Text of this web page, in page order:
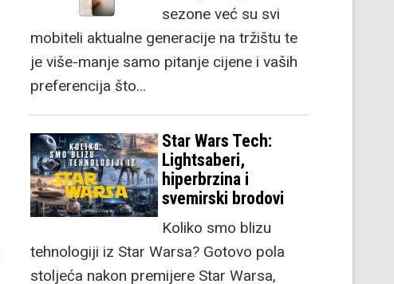
sezone već su svi
mobiteli aktualne generacije na tržištu te
je više-manje samo pitanje cijene i vaših
preferencija što…
Star Wars Tech:
Lightsaberi,
hiperbrzina i
svemirski brodovi
Koliko smo blizu
tehnologiji iz Star Warsa? Gotovo pola
stoljeća nakon premijere Star Warsa,